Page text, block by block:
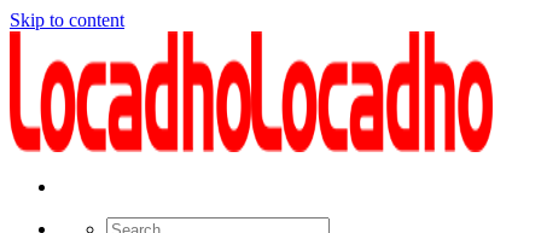
Skip to content